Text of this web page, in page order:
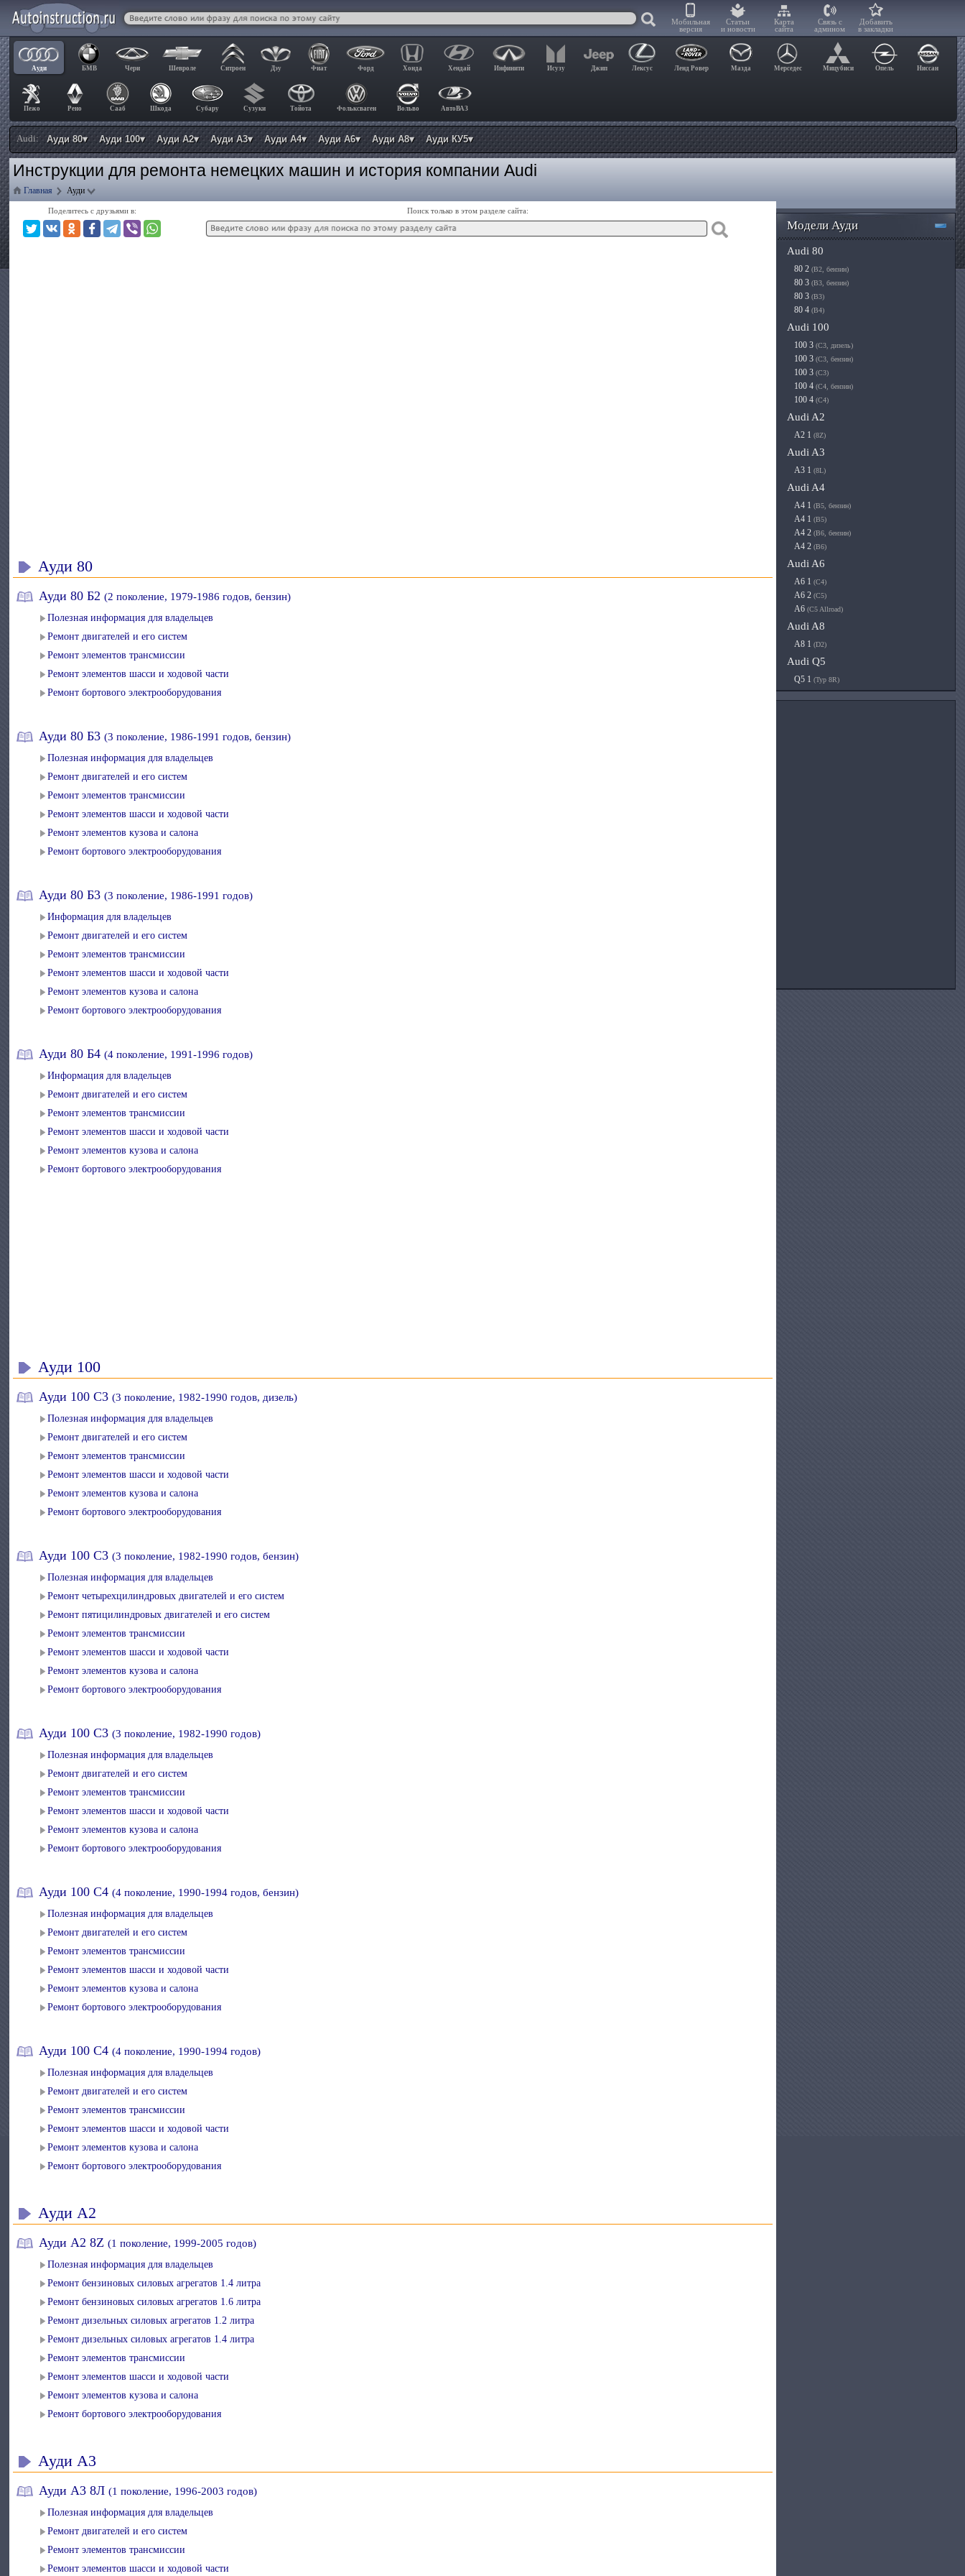
Мобильная
версия
Статьи
и новости
Карта
сайта
Связь с
админом
Добавить
в закладки
Ауди БМВ Чери Шевроле Ситроен Дэу Фиат Форд Хонда Хендай Инфинити Исузу Джип Лексус Ленд Ровер Мазда Мерседес Мицубиси Опель Ниссан
Пежо Рено Сааб Шкода Субару Сузуки Тойота Фольксваген Вольво АвтоВАЗ
Audi: Ауди 80▾ Ауди 100▾ Ауди А2▾ Ауди А3▾ Ауди А4▾ Ауди А6▾ Ауди А8▾ Ауди КУ5▾
Инструкции для ремонта немецких машин и история компании Audi
Главная Ауди
Поделитесь с друзьями в: Поиск только в этом разделе сайта:
Ауди 80
Ауди 80 Б2(2 поколение, 1979-1986 годов, бензин)
Полезная информация для владельцев
Ремонт двигателей и его систем
Ремонт элементов трансмиссии
Ремонт элементов шасси и ходовой части
Ремонт бортового электрооборудования
Ауди 80 Б3(3 поколение, 1986-1991 годов, бензин)
Полезная информация для владельцев
Ремонт двигателей и его систем
Ремонт элементов трансмиссии
Ремонт элементов шасси и ходовой части
Ремонт элементов кузова и салона
Ремонт бортового электрооборудования
Ауди 80 Б3(3 поколение, 1986-1991 годов)
Информация для владельцев
Ремонт двигателей и его систем
Ремонт элементов трансмиссии
Ремонт элементов шасси и ходовой части
Ремонт элементов кузова и салона
Ремонт бортового электрооборудования
Ауди 80 Б4(4 поколение, 1991-1996 годов)
Информация для владельцев
Ремонт двигателей и его систем
Ремонт элементов трансмиссии
Ремонт элементов шасси и ходовой части
Ремонт элементов кузова и салона
Ремонт бортового электрооборудования
Ауди 100
Ауди 100 С3(3 поколение, 1982-1990 годов, дизель)
Полезная информация для владельцев
Ремонт двигателей и его систем
Ремонт элементов трансмиссии
Ремонт элементов шасси и ходовой части
Ремонт элементов кузова и салона
Ремонт бортового электрооборудования
Ауди 100 С3(3 поколение, 1982-1990 годов, бензин)
Полезная информация для владельцев
Ремонт четырехцилиндровых двигателей и его систем
Ремонт пятицилиндровых двигателей и его систем
Ремонт элементов трансмиссии
Ремонт элементов шасси и ходовой части
Ремонт элементов кузова и салона
Ремонт бортового электрооборудования
Ауди 100 С3(3 поколение, 1982-1990 годов)
Полезная информация для владельцев
Ремонт двигателей и его систем
Ремонт элементов трансмиссии
Ремонт элементов шасси и ходовой части
Ремонт элементов кузова и салона
Ремонт бортового электрооборудования
Ауди 100 С4(4 поколение, 1990-1994 годов, бензин)
Полезная информация для владельцев
Ремонт двигателей и его систем
Ремонт элементов трансмиссии
Ремонт элементов шасси и ходовой части
Ремонт элементов кузова и салона
Ремонт бортового электрооборудования
Ауди 100 С4(4 поколение, 1990-1994 годов)
Полезная информация для владельцев
Ремонт двигателей и его систем
Ремонт элементов трансмиссии
Ремонт элементов шасси и ходовой части
Ремонт элементов кузова и салона
Ремонт бортового электрооборудования
Ауди А2
Ауди А2 8Z(1 поколение, 1999-2005 годов)
Полезная информация для владельцев
Ремонт бензиновых силовых агрегатов 1.4 литра
Ремонт бензиновых силовых агрегатов 1.6 литра
Ремонт дизельных силовых агрегатов 1.2 литра
Ремонт дизельных силовых агрегатов 1.4 литра
Ремонт элементов трансмиссии
Ремонт элементов шасси и ходовой части
Ремонт элементов кузова и салона
Ремонт бортового электрооборудования
Ауди А3
Ауди А3 8Л(1 поколение, 1996-2003 годов)
Полезная информация для владельцев
Ремонт двигателей и его систем
Ремонт элементов трансмиссии
Ремонт элементов шасси и ходовой части
Модели Ауди
Audi 80
80 2 (B2, бензин)
80 3 (B3, бензин)
80 3 (B3)
80 4 (B4)
Audi 100
100 3 (C3, дизель)
100 3 (C3, бензин)
100 3 (C3)
100 4 (C4, бензин)
100 4 (C4)
Audi A2
A2 1 (8Z)
Audi A3
A3 1 (8L)
Audi A4
A4 1 (B5, бензин)
A4 1 (B5)
A4 2 (B6, бензин)
A4 2 (B6)
Audi A6
A6 1 (C4)
A6 2 (C5)
A6 (C5 Allroad)
Audi A8
A8 1 (D2)
Audi Q5
Q5 1 (Typ 8R)